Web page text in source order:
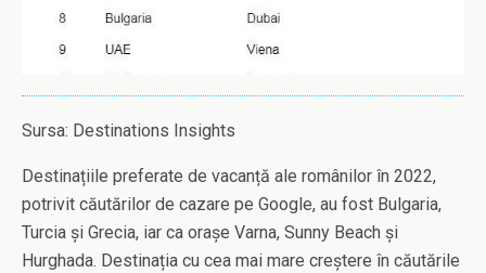
Sursa: Destinations Insights
Destinațiile preferate de vacanță ale românilor în 2022,
potrivit căutărilor de cazare pe Google, au fost Bulgaria,
Turcia și Grecia, iar ca orașe Varna, Sunny Beach și
Hurghada. Destinația cu cea mai mare creștere în căutările